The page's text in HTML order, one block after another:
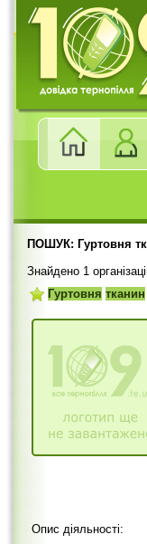
ПОШУК: Гуртовня
Знайдено 1
Гуртовня тканин
Опис діяльності: